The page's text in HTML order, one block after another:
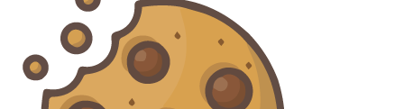
Vuoi contattarci per ricevere assistenza, lasciare un
commento o chiedere informazioni?
CONTATTACI